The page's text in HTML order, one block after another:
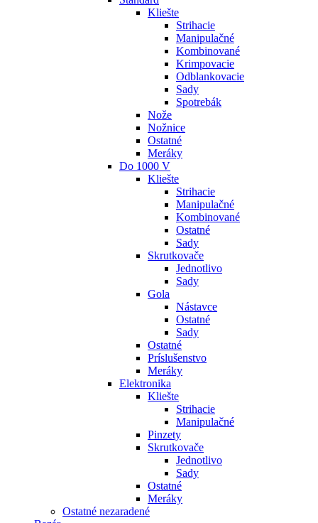
Kliešte
Strihacie
Manipulačné
Kombinované
Krimpovacie
Odblankovacie
Sady
Spotrebák
Nože
Nožnice
Ostatné
Meráky
Do 1000 V
Kliešte
Strihacie
Manipulačné
Kombinované
Ostatné
Sady
Skrutkovače
Jednotlivo
Sady
Gola
Nástavce
Ostatné
Sady
Ostatné
Príslušenstvo
Meráky
Elektronika
Kliešte
Strihacie
Manipulačné
Pinzety
Skrutkovače
Jednotlivo
Sady
Ostatné
Meráky
Ostatné nezaradené